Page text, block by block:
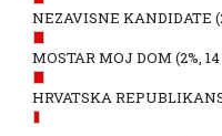
NEZAVISNE KANDIDATE
MOSTAR MOJ DOM (2%,
HRVATSKA